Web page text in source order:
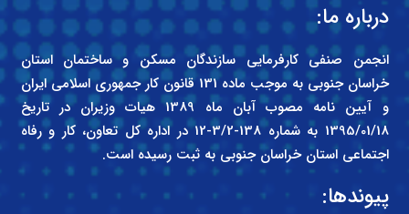
درباره ما:
انجمن صنفی کارفرمایی سازندگان مسکن و ساختمان استان
خراسان جنوبی به موجب ماده 131 قانون کار جمهوری اسلامی ایران
و آیین نامه مصوب آبان ماه 1389 هیات وزیران در تاریخ
1395/01/18 به شماره 138-3/2-12 در اداره کل تعاون، کار و رفاه
اجتماعی استان خراسان جنوبی به ثبت رسیده است.
پیوندها: